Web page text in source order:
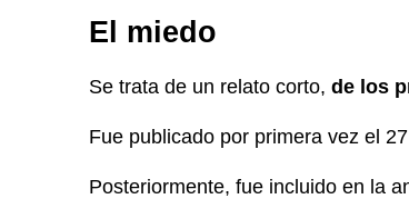
El miedo
Se trata de un relato corto, de los
Fue publicado por primera vez el
Posteriormente, fue incluido en la